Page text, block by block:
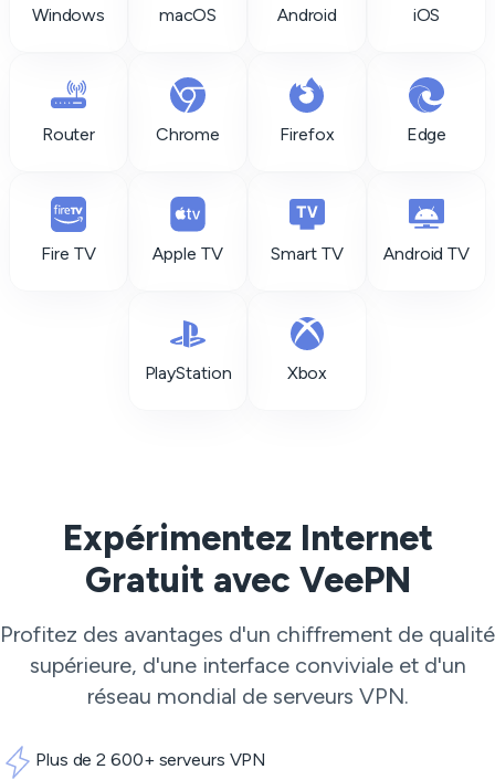
Windows macOS Android iOS
Router Chrome Firefox Edge
Fire TV Apple TV Smart TV Android TV
PlayStation Xbox
Expérimentez Internet
Gratuit avec VeePN
Profitez des avantages d'un chiffrement de qualité
supérieure, d'une interface conviviale et d'un
réseau mondial de serveurs VPN.
Plus de 2 600+ serveurs VPN